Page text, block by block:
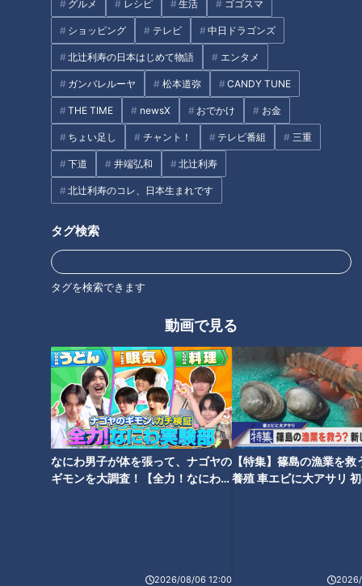
グルメ レシピ 生活 ゴゴスマ
ショッピング テレビ 中日ドラゴンズ
北辻利寿の日本はじめて物語 エンタメ
ガンバレルーヤ 松本道弥 CANDY TUNE
THE TIME newsX おでかけ お金
ちょい足し チャント！ テレビ番組 三重
下道 井端弘和 北辻利寿
北辻利寿のコレ、日本生まれです
タグ検索
タグを検索できます
動画で見る
なにわ男子が体を張って、ナゴヤの
ギモンを大調査！【全力！なにわ実
2026/08/06 12:00
【特集】篠島の漁業を救
養殖 車エビに大アサリ
くんは～配信型ドキュメンタリ
ー「ピエロと呼ばれた息子」第
１２５話
は…CBCテレビ定期配信型ドキ
ュメンタリー「ピエロと呼ばれ
た息子」第５１話
タグ
ドキュメンタリー WEB限定
ピエロと呼ばれた息子
オススメ関連コンテンツ
【次の動画】外出には勇気がい
ります！床の色を気にする理由
は…「ピエロと呼ばれた息子」
第６５話
【前の動画】２年間で変わった
ことは…ワセリンを使っていた
当時の様子～CBCテレビ定期配
信型ドキュメンタリー「ピエロ
と呼ばれた息子」第６３話
お試し散歩！歩いて登校できる
突然の“親離れ”！？ラジオ出演